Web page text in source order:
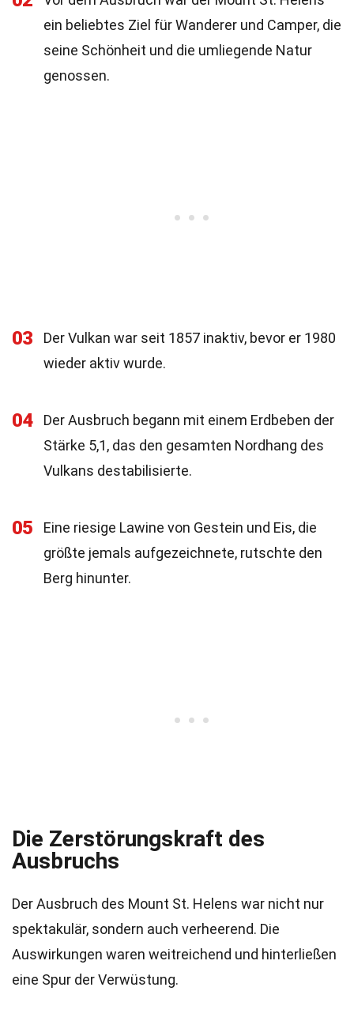
ein beliebtes Ziel für Wanderer und Camper, die
seine Schönheit und die umliegende Natur
genossen.
03
Der Vulkan war seit 1857 inaktiv, bevor er 1980
wieder aktiv wurde.
04
Der Ausbruch begann mit einem Erdbeben der
Stärke 5,1, das den gesamten Nordhang des
Vulkans destabilisierte.
05
Eine riesige Lawine von Gestein und Eis, die
größte jemals aufgezeichnete, rutschte den
Berg hinunter.
Die Zerstörungskraft des
Ausbruchs
Der Ausbruch des Mount St. Helens war nicht nur
spektakulär, sondern auch verheerend. Die
Auswirkungen waren weitreichend und hinterließen
eine Spur der Verwüstung.